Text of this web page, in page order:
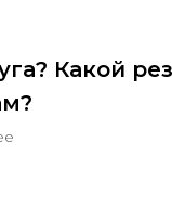
Какой